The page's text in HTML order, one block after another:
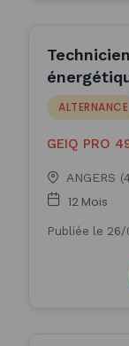
ALTERNANCE
GEIQ PRO
ANGERS
12 Mois
Publiée le